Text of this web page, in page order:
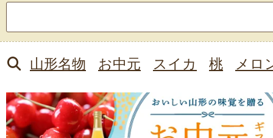
索:
山形名物 お中元 スイカ 桃 メロ